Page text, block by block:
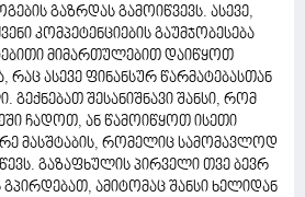
გაზრდას გამოიწვევს. ასევე,
კომპეტენციების გაუმჯობესება
მიმართულებით დაიწყოთ
რაც ასევე ფინანსურ წარმატებასთან
გექნებათ შესანიშნავი შანსი, რომ
ჩადოთ, ან წამოიწყოთ ისეთი
მასშტაბის, რომელიც სამომავლოდ
გაზაფხულის პირველი თვე ბევრ
ამიტომაც შანსი ხელიდან